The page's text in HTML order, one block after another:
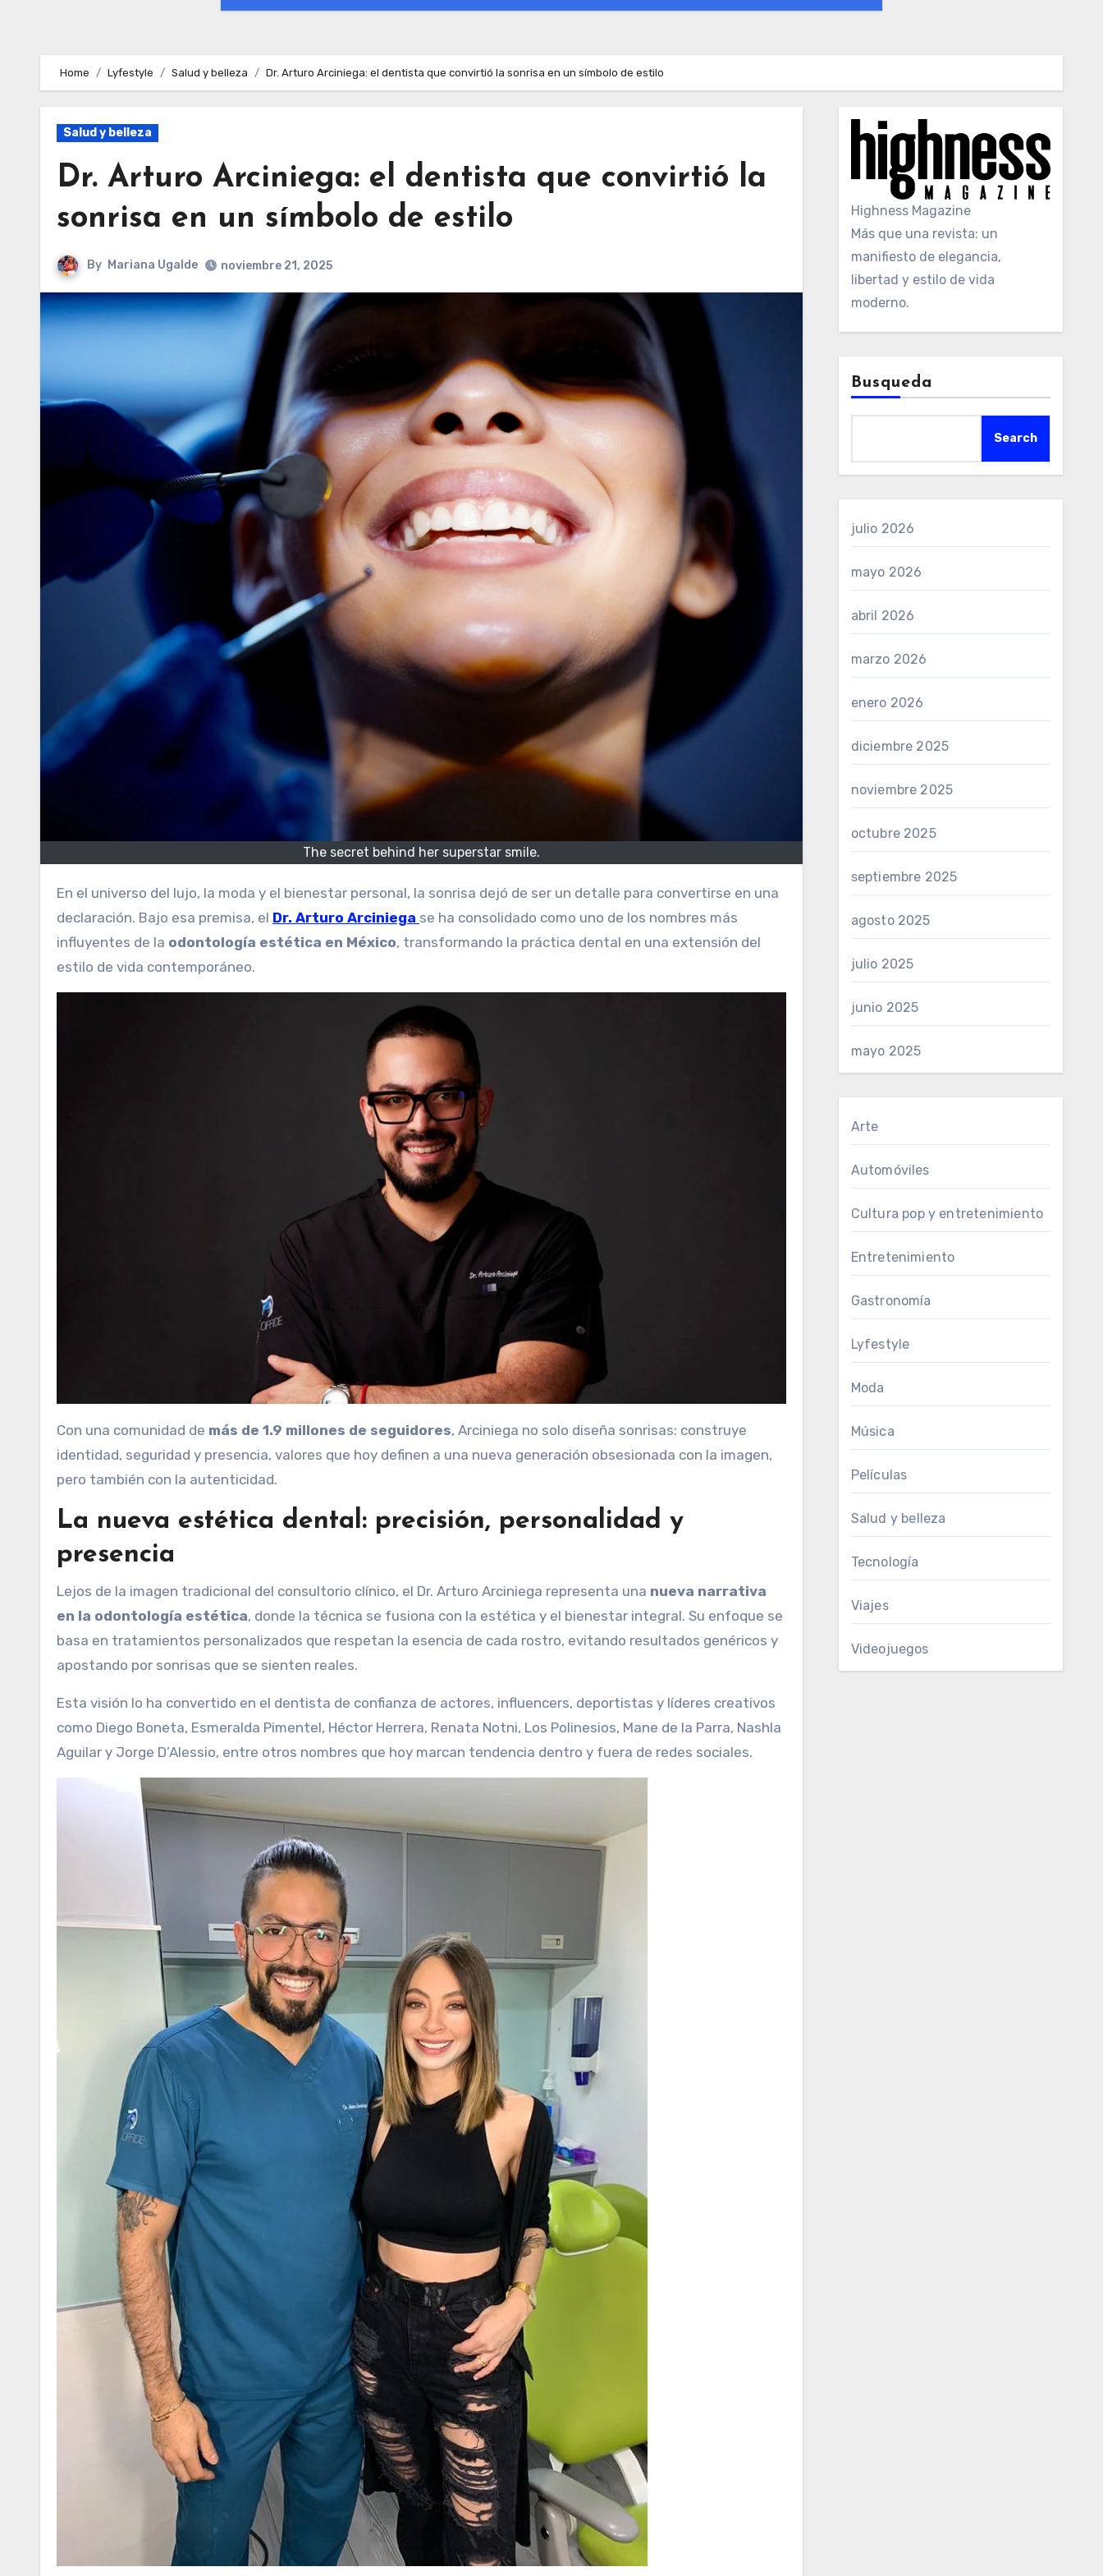
Home Lyfestyle Salud y belleza Dr. Arturo Arciniega: el dentista que convirtió la sonrisa en un símbolo de estilo
Salud y belleza
Dr. Arturo Arciniega: el dentista que convirtió la
sonrisa en un símbolo de estilo
By Mariana Ugalde noviembre 21, 2025
The secret behind her superstar smile.
En el universo del lujo, la moda y el bienestar personal, la sonrisa dejó de ser un detalle para convertirse en una
declaración. Bajo esa premisa, el Dr. Arturo Arciniega se ha consolidado como uno de los nombres más
influyentes de la odontología estética en México, transformando la práctica dental en una extensión del
estilo de vida contemporáneo.
Con una comunidad de más de 1.9 millones de seguidores, Arciniega no solo diseña sonrisas: construye
identidad, seguridad y presencia, valores que hoy definen a una nueva generación obsesionada con la imagen,
pero también con la autenticidad.
La nueva estética dental: precisión, personalidad y
presencia
Lejos de la imagen tradicional del consultorio clínico, el Dr. Arturo Arciniega representa una nueva narrativa
en la odontología estética, donde la técnica se fusiona con la estética y el bienestar integral. Su enfoque se
basa en tratamientos personalizados que respetan la esencia de cada rostro, evitando resultados genéricos y
apostando por sonrisas que se sienten reales.
Esta visión lo ha convertido en el dentista de confianza de actores, influencers, deportistas y líderes creativos
como Diego Boneta, Esmeralda Pimentel, Héctor Herrera, Renata Notni, Los Polinesios, Mane de la Parra, Nashla
Aguilar y Jorge D’Alessio, entre otros nombres que hoy marcan tendencia dentro y fuera de redes sociales.
Highness Magazine
Más que una revista: un
manifiesto de elegancia,
libertad y estilo de vida
moderno.
Busqueda
Search
julio 2026
mayo 2026
abril 2026
marzo 2026
enero 2026
diciembre 2025
noviembre 2025
octubre 2025
septiembre 2025
agosto 2025
julio 2025
junio 2025
mayo 2025
Arte
Automóviles
Cultura pop y entretenimiento
Entretenimiento
Gastronomía
Lyfestyle
Moda
Música
Películas
Salud y belleza
Tecnología
Viajes
Videojuegos